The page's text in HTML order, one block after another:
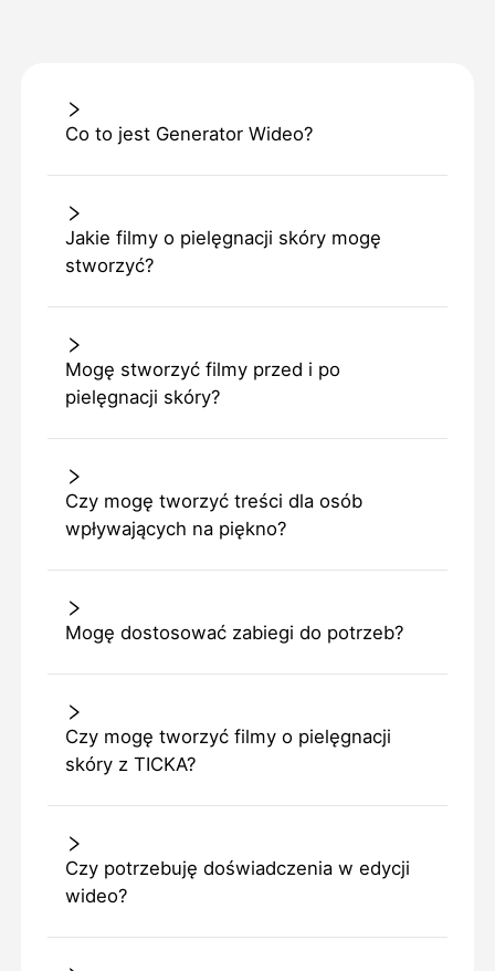
Co to jest Generator Wideo?
Jakie filmy o pielęgnacji skóry mogę
stworzyć?
Mogę stworzyć filmy przed i po
pielęgnacji skóry?
Czy mogę tworzyć treści dla osób
wpływających na piękno?
Mogę dostosować zabiegi do potrzeb?
Czy mogę tworzyć filmy o pielęgnacji
skóry z TICKA?
Czy potrzebuję doświadczenia w edycji
wideo?